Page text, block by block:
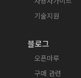
기술지원
블로그
오픈마루
구매 관련